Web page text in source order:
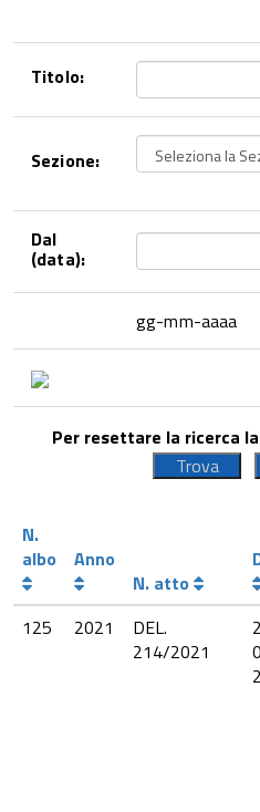
Titolo:
Sezione:
Dal
(data):
gg-mm-aaaa
Per resettare la ricerca
N.
albo
Anno
N. atto
125 2021
DEL.
214/2021